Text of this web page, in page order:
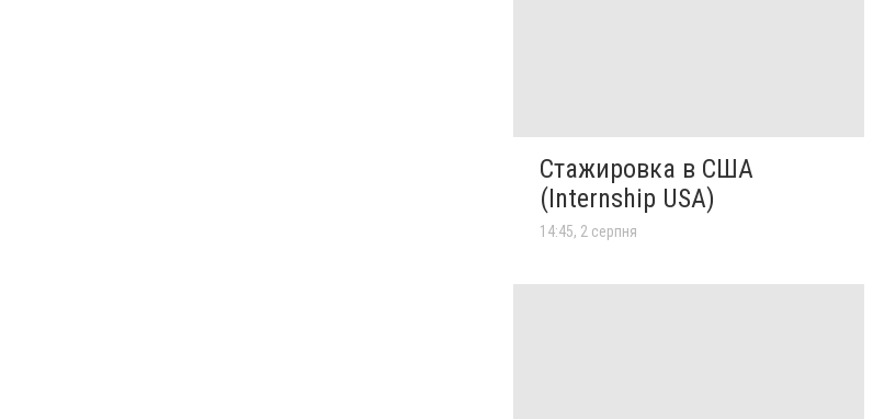
Стажировка в США
(Internship USA)
14:45, 2 серпня